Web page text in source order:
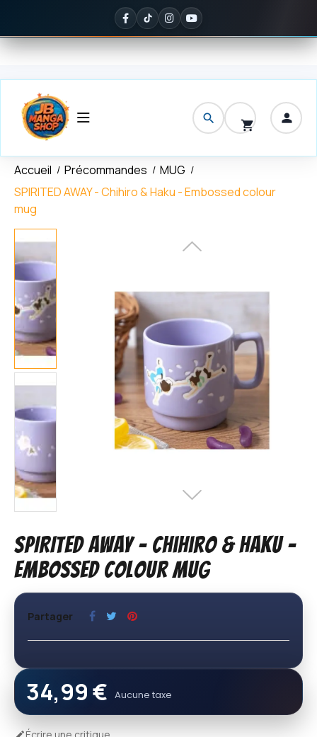
dès 150 € d'achat ✦
Accueil Précommandes
MUG
SPIRITED AWAY - Chihiro & Haku - Embossed colour
mug
SPIRITED AWAY - Chihiro & Haku -
Embossed colour mug
Partager
34,99 € Aucune taxe
Panneau de gestion des cookies